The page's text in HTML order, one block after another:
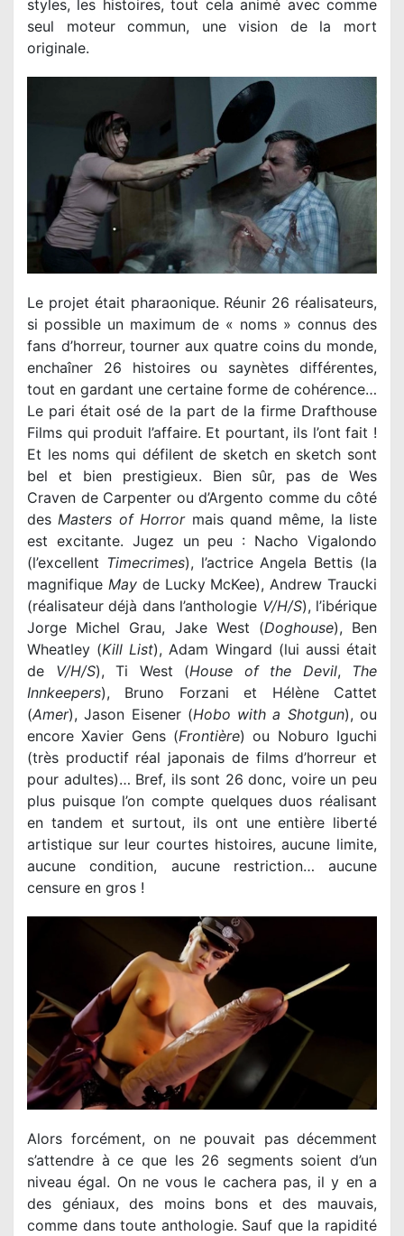
styles, les histoires, tout cela animé avec comme
seul moteur commun, une vision de la mort
originale.
Le projet était pharaonique. Réunir 26 réalisateurs,
si possible un maximum de « noms » connus des
fans d’horreur, tourner aux quatre coins du monde,
enchaîner 26 histoires ou saynètes différentes,
tout en gardant une certaine forme de cohérence…
Le pari était osé de la part de la firme Drafthouse
Films qui produit l’affaire. Et pourtant, ils l’ont fait !
Et les noms qui défilent de sketch en sketch sont
bel et bien prestigieux. Bien sûr, pas de Wes
Craven de Carpenter ou d’Argento comme du côté
des Masters of Horrormais quand même, la liste
est excitante. Jugez un peu : Nacho Vigalondo
(l’excellent Timecrimes), l’actrice Angela Bettis (la
magnifique Mayde Lucky McKee), Andrew Traucki
(réalisateur déjà dans l’anthologie V/H/S), l’ibérique
Jorge Michel Grau, Jake West (Doghouse), Ben
Wheatley (Kill List), Adam Wingard (lui aussi était
de V/H/S), Ti West (House of the Devil, The
Innkeepers), Bruno Forzani et Hélène Cattet
(Amer), Jason Eisener (Hobo with a Shotgun), ou
encore Xavier Gens (Frontière) ou Noburo Iguchi
(très productif réal japonais de films d’horreur et
pour adultes)… Bref, ils sont 26 donc, voire un peu
plus puisque l’on compte quelques duos réalisant
en tandem et surtout, ils ont une entière liberté
artistique sur leur courtes histoires, aucune limite,
aucune condition, aucune restriction… aucune
censure en gros !
Alors forcément, on ne pouvait pas décemment
s’attendre à ce que les 26 segments soient d’un
niveau égal. On ne vous le cachera pas, il y en a
des géniaux, des moins bons et des mauvais,
comme dans toute anthologie. Sauf que la rapidité